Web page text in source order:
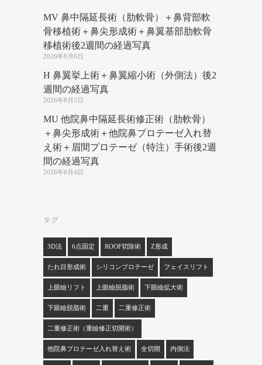
MV 鼻中隔延長術（肋軟骨）＋鼻背部軟
骨移植術＋鼻尖形成術＋鼻翼基部肋軟骨
移植術後2週間の経過写真
2026年8月6日
H 鼻翼挙上術＋鼻翼縮小術（外側法）後2
週間の経過写真
2026年8月5日
MU 他院鼻中隔延長術修正術（肋軟骨）
＋鼻尖形成術＋他院鼻プロテーゼ入れ替
え術＋眉間プロテーゼ（特注）手術後2週
間の経過写真
2026年8月4日
タグ
3D法 6点固定 ROOF切除術 Z形成
たれ目形成術 シリコンプロテーゼ フェイスリフト
上眼瞼リフト 上眼瞼脱脂術 下眼瞼拡大術
下眼瞼脱脂術 二重 二重修正術
二重修正術（重瞼修正切開術）
他院鼻プロテーゼ入れ替え術 全切開 内側法